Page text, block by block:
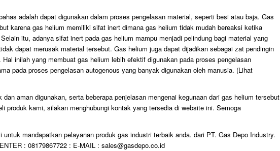
adalah dapat digunakan dalam proses pengelasan material, seperti besi atau baja. Gas
karena gas helium memiliki sifat inert dimana gas helium tidak mudah bereaksi ketika
itu, adanya sifat inert pada gas helium mampu menjadi pelindung bagi material yang
dapat merusak material tersebut. Gas helium juga dapat dijadikan sebagai zat pendingin
inilah yang membuat gas helium lebih efektif digunakan pada proses pengelasan
pada proses pengelasan autogenous yang banyak digunakan oleh manusia. (Lihat
aman digunakan, serta beberapa penjelasan mengenai kegunaan dari gas helium
produk kami, silakan menghubungi kontak yang tersedia di website ini. Semoga
mandapatkan pelayanan produk gas industri terbaik anda. dari PT. Gas Depo Industry.
: 08179867722 : E-MAIL : sales@gasdepo.co.id